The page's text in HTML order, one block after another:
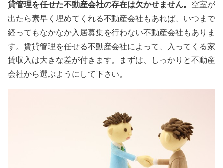
貸管理を任せた不動産会社の存在は欠かせません。 空室が
出たら素早く埋めてくれる不動産会社もあれば、いつまで
経ってもなかなか入居募集を行わない不動産会社もありま
す。賃貸管理を任せる不動産会社によって、入ってくる家
賃収入は大きな差が付きます。まずは、しっかりと不動産
会社から選ぶようにして下さい。